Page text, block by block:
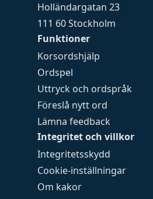
Funktioner
Korsordshjälp
Ordspel
Uttryck och ordspråk
Föreslå nytt ord
Lämna feedback
Integritet och villkor
Integritetsskydd
Cookie-inställningar
Om kakor
Holländargatan 23
111 60 Stockholm